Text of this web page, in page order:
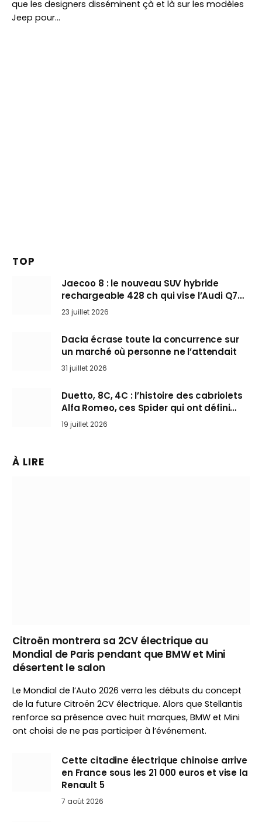
que les designers disséminent çà et là sur les modèles
Jeep pour…
TOP
Jaecoo 8 : le nouveau SUV hybride
rechargeable 428 ch qui vise l’Audi Q7
arrive en Europe cet automne
23 juillet 2026
Dacia écrase toute la concurrence sur
un marché où personne ne l’attendait
31 juillet 2026
Duetto, 8C, 4C : l’histoire des cabriolets
Alfa Romeo, ces Spider qui ont défini
l’art de rouler cheveux au vent
19 juillet 2026
À LIRE
Citroën montrera sa 2CV électrique au
Mondial de Paris pendant que BMW et Mini
désertent le salon
Le Mondial de l’Auto 2026 verra les débuts du concept
de la future Citroën 2CV électrique. Alors que Stellantis
renforce sa présence avec huit marques, BMW et Mini
ont choisi de ne pas participer à l’événement.
Cette citadine électrique chinoise arrive
en France sous les 21 000 euros et vise la
Renault 5
7 août 2026